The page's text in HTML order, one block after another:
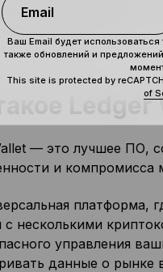
обеспечивают
собственность.
Ledger
— это лучшее ПО,
и компромисса
платформа,
с несколькими
управления
данные о рынке
Email
Ваш Email будет
также обновлений и
This site is protected by
of